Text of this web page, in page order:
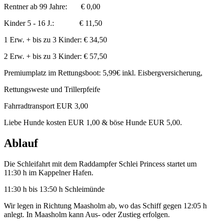
Rentner ab 99 Jahre: € 0,00
Kinder 5 - 16 J.: € 11,50
1 Erw. + bis zu 3 Kinder: € 34,50
2 Erw. + bis zu 3 Kinder: € 57,50
Premiumplatz im Rettungsboot: 5,99€ inkl. Eisbergversicherung,
Rettungsweste und Trillerpfeife
Fahrradtransport EUR 3,00
Liebe Hunde kosten EUR 1,00 & böse Hunde EUR 5,00.
Ablauf
Die Schleifahrt mit dem Raddampfer Schlei Princess startet um
11:30 h im Kappelner Hafen.
11:30 h bis 13:50 h Schleimünde
Wir legen in Richtung Maasholm ab, wo das Schiff gegen 12:05 h
anlegt. In Maasholm kann Aus- oder Zustieg erfolgen.